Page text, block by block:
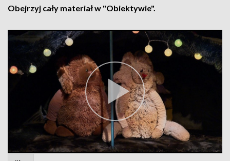
Obejrzyj cały materiał w "Obiektywie".